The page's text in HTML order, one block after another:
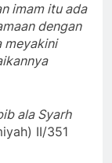
imam itu ada
dengan
meyakini
ala Syarh
II/351